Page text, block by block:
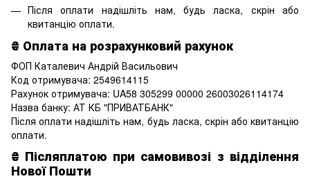
Після оплати надішліть нам, будь ласка, скрін або
квитанцію оплати.
₴ Оплата на розрахунковий рахунок
ФОП Каталевич Андрій Васильович
Код отримувача: 2549614115
Рахунок отримувача: UA58 305299 00000 26003026114174
Назва банку: АТ КБ "ПРИВАТБАНК"
Після оплати надішліть нам, будь ласка, скрін або квитанцію
оплати.
₴ Післяплатою при самовивозі з відділення
Нової Пошти